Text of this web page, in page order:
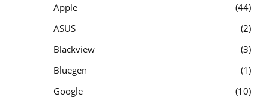
Apple
44
ASUS
2
Blackview
3
Bluegen
1
Google
10